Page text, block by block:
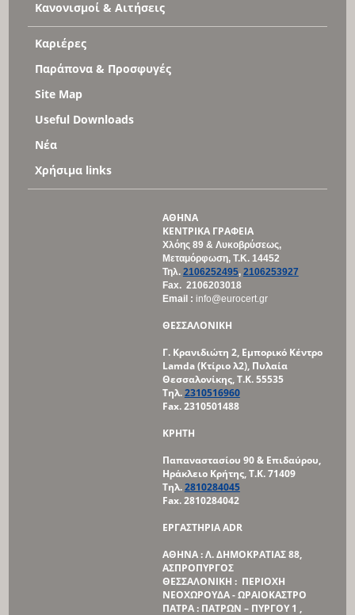
Κανονισμοί & Αιτήσεις
Καριέρες
Παράπονα & Προσφυγές
Site Map
Useful Downloads
Νέα
Χρήσιμα links
ΑΘΗΝΑ
ΚΕΝΤΡΙΚΑ ΓΡΑΦΕΙΑ
Χλόης 89 & Λυκοβρύσεως,
Μεταμόρφωση, Τ.Κ. 14452
Τηλ. 2106252495, 2106253927
Fax. 2106203018
Email : info@eurocert.gr
ΘΕΣΣΑΛΟΝΙΚΗ
Γ. Κρανιδιώτη 2, Εμπορικό Κέντρο
Lamda (Κτίριο λ2),Πυλαία
Θεσσαλονίκης, Τ.Κ. 55535
Τηλ.2310516960
Fax. 2310501488
ΚΡΗΤΗ
Παπαναστασίου 90 & Επιδαύρου,
Ηράκλειο Κρήτης, Τ.Κ. 71409
Τηλ.2810284045
Fax. 2810284042
ΕΡΓΑΣΤΗΡΙΑADR
ΑΘΗΝΑ : Λ. ΔΗΜΟΚΡΑΤΙΑΣ 88,
ΑΣΠΡΟΠΥΡΓΟΣ
ΘΕΣΣΑΛΟΝΙΚΗ : ΠΕΡΙΟΧΗ
ΝΕΟΧΩΡΟΥΔΑ - ΩΡΑΙΟΚΑΣΤΡΟ
ΠΑΤΡΑ : ΠΑΤΡΩΝ – ΠΥΡΓΟΥ 1 ,